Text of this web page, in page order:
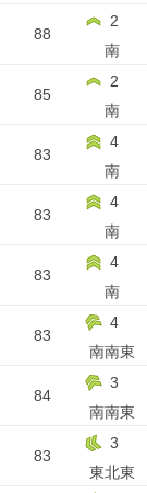
88
2
南
85
2
南
83
4
南
83
4
南
83
4
南
83
4
南南東
84
3
南南東
83
3
東北東